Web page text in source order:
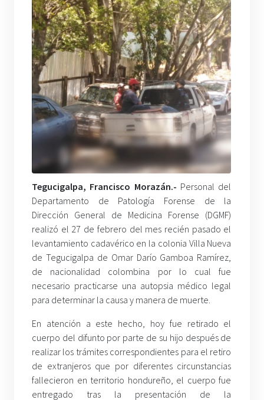
Tegucigalpa, Francisco Morazán.- Personal del
Departamento de Patología Forense de la
Dirección General de Medicina Forense (DGMF)
realizó el 27 de febrero del mes recién pasado el
levantamiento cadavérico en la colonia Villa Nueva
de Tegucigalpa de Omar Darío Gamboa Ramírez,
de nacionalidad colombina por lo cual fue
necesario practicarse una autopsia médico legal
para determinar la causa y manera de muerte.
En atención a este hecho, hoy fue retirado el
cuerpo del difunto por parte de su hijo después de
realizar los trámites correspondientes para el retiro
de extranjeros que por diferentes circunstancias
fallecieron en territorio hondureño, el cuerpo fue
entregado tras la presentación de la